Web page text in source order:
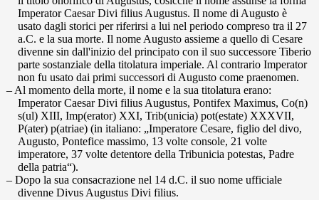
Imperator Caesar Divi filius Augustus. Il nome di Augusto è
usato dagli storici per riferirsi a lui nel periodo compreso tra il 27
a.C. e la sua morte. Il nome Augusto assieme a quello di Cesare
divenne sin dall'inizio del principato con il suo successore Tiberio
parte sostanziale della titolatura imperiale. Al contrario Imperator
non fu usato dai primi successori di Augusto come praenomen.
Al momento della morte, il nome e la sua titolatura erano:
Imperator Caesar Divi filius Augustus, Pontifex Maximus, Co(n)
s(ul) XIII, Imp(erator) XXI, Trib(unicia) pot(estate) XXXVII,
P(ater) p(atriae) (in italiano: „Imperatore Cesare, figlio del divo,
Augusto, Pontefice massimo, 13 volte console, 21 volte
imperatore, 37 volte detentore della Tribunicia potestas, Padre
della patria“).
Dopo la sua consacrazione nel 14 d.C. il suo nome ufficiale
divenne Divus Augustus Divi filius.